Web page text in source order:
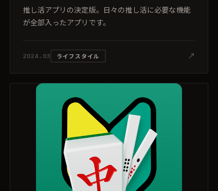
推し活アプリの決定版。日々の推し活に必要な機能
が全部入ったアプリです。
2024.03 ライフスタイル ↗